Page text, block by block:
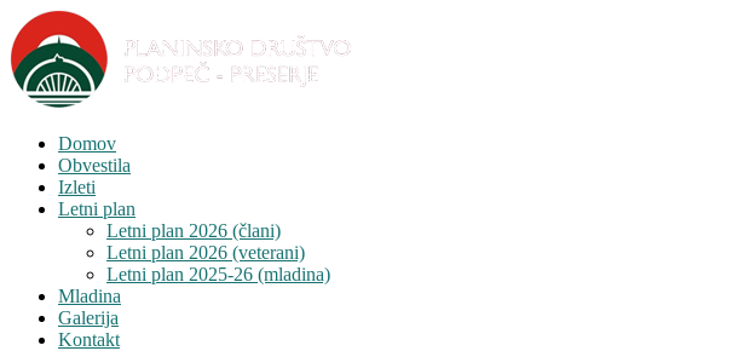
Domov
Obvestila
Izleti
Letni plan
Letni plan 2026 (člani)
Letni plan 2026 (veterani)
Letni plan 2025-26 (mladina)
Mladina
Galerija
Kontakt